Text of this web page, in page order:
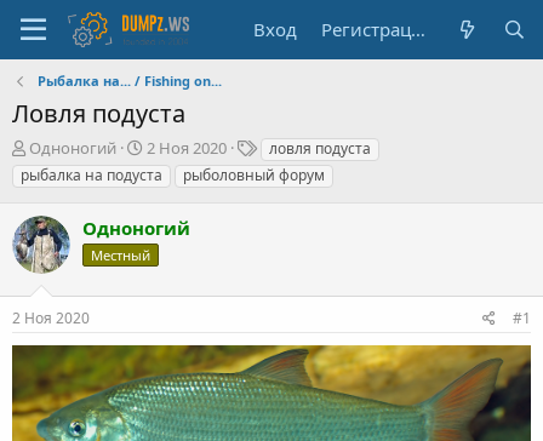
Вход Регистрация
Рыбалка на... / Fishing on...
Ловля подуста
А
в
т
о
р
т
е
м
ы
Одноногий
Д
а
т
н
а
а
а
2 Ноя 2020
Т
е
г
ловля подуста
рыбалка на подуста
рыболовный форум
Одноногий
Местный
2 Ноя 2020 #1